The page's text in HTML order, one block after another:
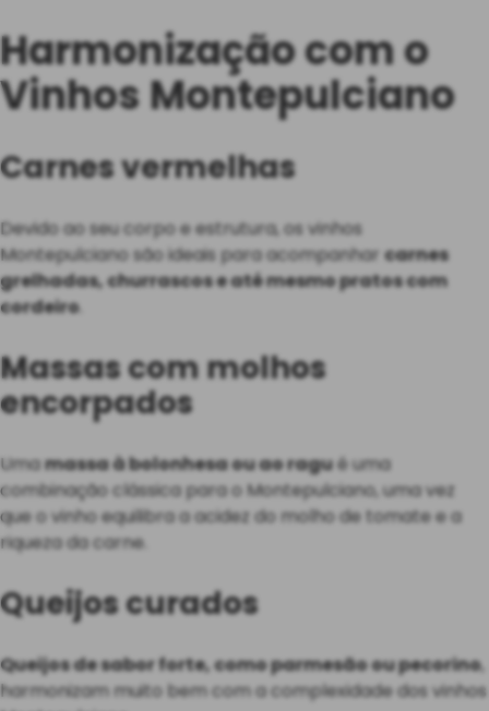
Harmonização com o
Vinhos Montepulciano
Carnes vermelhas
Devido ao seu corpo e estrutura, os vinhos
Montepulciano são ideais para acompanhar carnes
grelhadas, churrascos e até mesmo pratos com
cordeiro.
Massas com molhos
encorpados
Umamassa à bolonhesa ou ao ragué uma
combinação clássica para o Montepulciano, uma vez
que o vinho equilibra a acidez do molho de tomate e a
riqueza da carne.
Queijos curados
Queijos de sabor forte, como parmesão ou pecorino,
harmonizam muito bem com a complexidade dos vinhos